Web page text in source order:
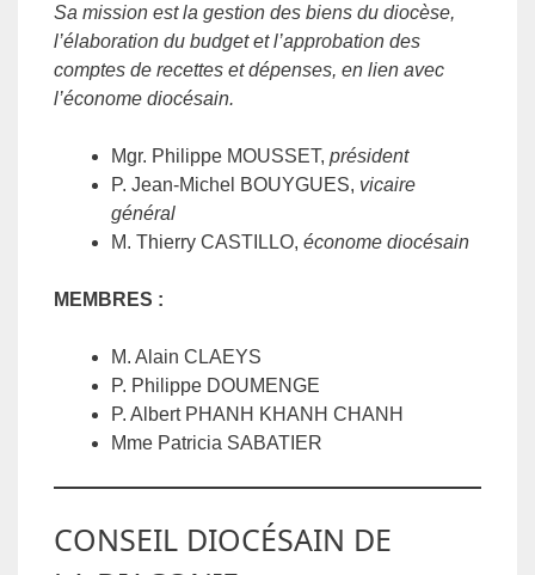
Sa mission est la gestion des biens du diocèse,
l’élaboration du budget et l’approbation des
comptes de recettes et dépenses, en lien avec
l’économe diocésain.
Mgr. Philippe MOUSSET, président
P. Jean-Michel BOUYGUES, vicaire
général
M. Thierry CASTILLO, économe diocésain
MEMBRES :
M. Alain CLAEYS
P. Philippe DOUMENGE
P. Albert PHANH KHANH CHANH
Mme Patricia SABATIER
CONSEIL DIOCÉSAIN DE